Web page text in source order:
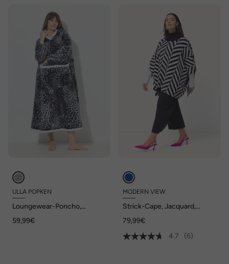
ULLA POPKEN
Loungewear-Poncho,
Tasche
59,99€
MODERN VIEW
Strick-Cape, Jacquard,
79,99€
4.7
(6)